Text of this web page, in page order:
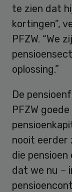
te zien dat
kortingen”,
PFZW. “We
oplossing.”
De
PFZW
nooit eerder
die
dat we nu –